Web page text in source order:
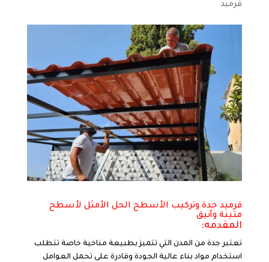
قرميد
قرميد جدة وتركيب الأسطح الحل الأمثل لأسطح
متينة وأنيق
المقدمه:
تعتبر جدة من المدن التي تتميز بطبيعة مناخية خاصة تتطلب
استخدام مواد بناء عالية الجودة وقادرة على تحمل العوامل